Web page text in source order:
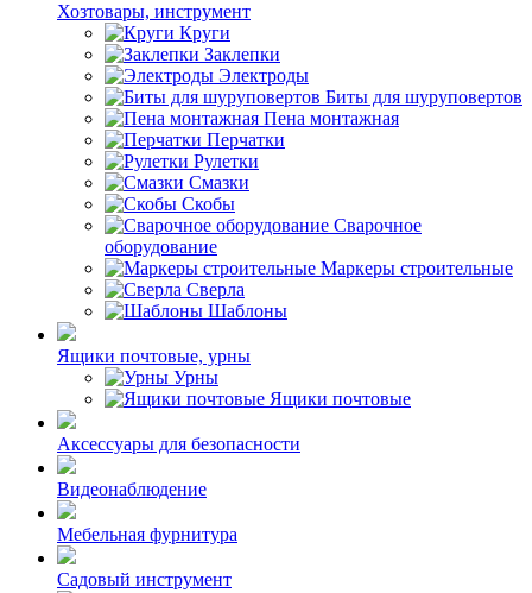
Хозтовары, инструмент
Круги
Заклепки
Электроды
Биты для шуруповертов
Пена монтажная
Перчатки
Рулетки
Смазки
Скобы
Сварочное
оборудование
Маркеры строительные
Сверла
Шаблоны
Ящики почтовые, урны
Урны
Ящики почтовые
Аксессуары для безопасности
Видеонаблюдение
Мебельная фурнитура
Садовый инструмент